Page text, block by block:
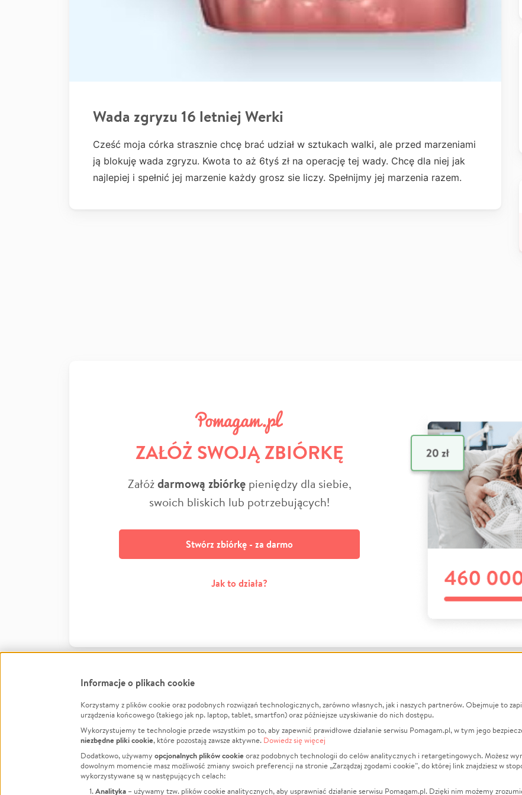
Wada zgryzu 16 letniej Werki
Cześć moja córka strasznie chcę brać udział w sztukach walki, ale przed marzeniami
ją blokuję wada zgryzu. Kwota to aż 6tyś zł na operację tej wady. Chcę dla niej jak
najlepiej i spełnić jej marzenie każdy grosz sie liczy. Spełnijmy jej marzenia razem.
ZAŁÓŻ SWOJĄ ZBIÓRKĘ
Załóżdarmową zbiórkępieniędzy dla siebie,
swoich bliskich lub potrzebujących!
Stwórz zbiórkę - za darmo
Jak to działa?
FacebookTwitter Instagram
LinkedInTikTok Youtube
Informacje
Jak to działa?
Regulamin
Polityka Prywatności
O nas
Opinie
Raporty
Za darmo
Zwierzęta
Pożar
Informacje o plikach cookie
Korzystamy z plików cookie oraz podobnych rozwiązań technologicznych, zarówno własnych, jak i naszych partnerów. Obejmuje to
urządzenia końcowego (takiego jak np. laptop, tablet, smartfon) oraz późniejsze uzyskiwanie do nich dostępu.
Wykorzystujemy te technologie przede wszystkim po to, aby zapewnić prawidłowe działanie serwisu Pomagam.pl, w tym jego
niezbędne pliki cookie, które pozostają zawsze aktywne. Dowiedz się więcej
Dodatkowo, używamy opcjonalnych plików cookieoraz podobnych technologii do celów analitycznych i retargetingowych. Możesz
dowolnym momencie masz możliwość zmiany swoich preferencji na stronie „Zarządzaj zgodami cookie”, do której link znajdziesz w
wykorzystywane są w następujących celach:
Analityka – używamy tzw. plików cookie analitycznych, aby usprawniać działanie serwisu Pomagam.pl. Dzięki nim możemy